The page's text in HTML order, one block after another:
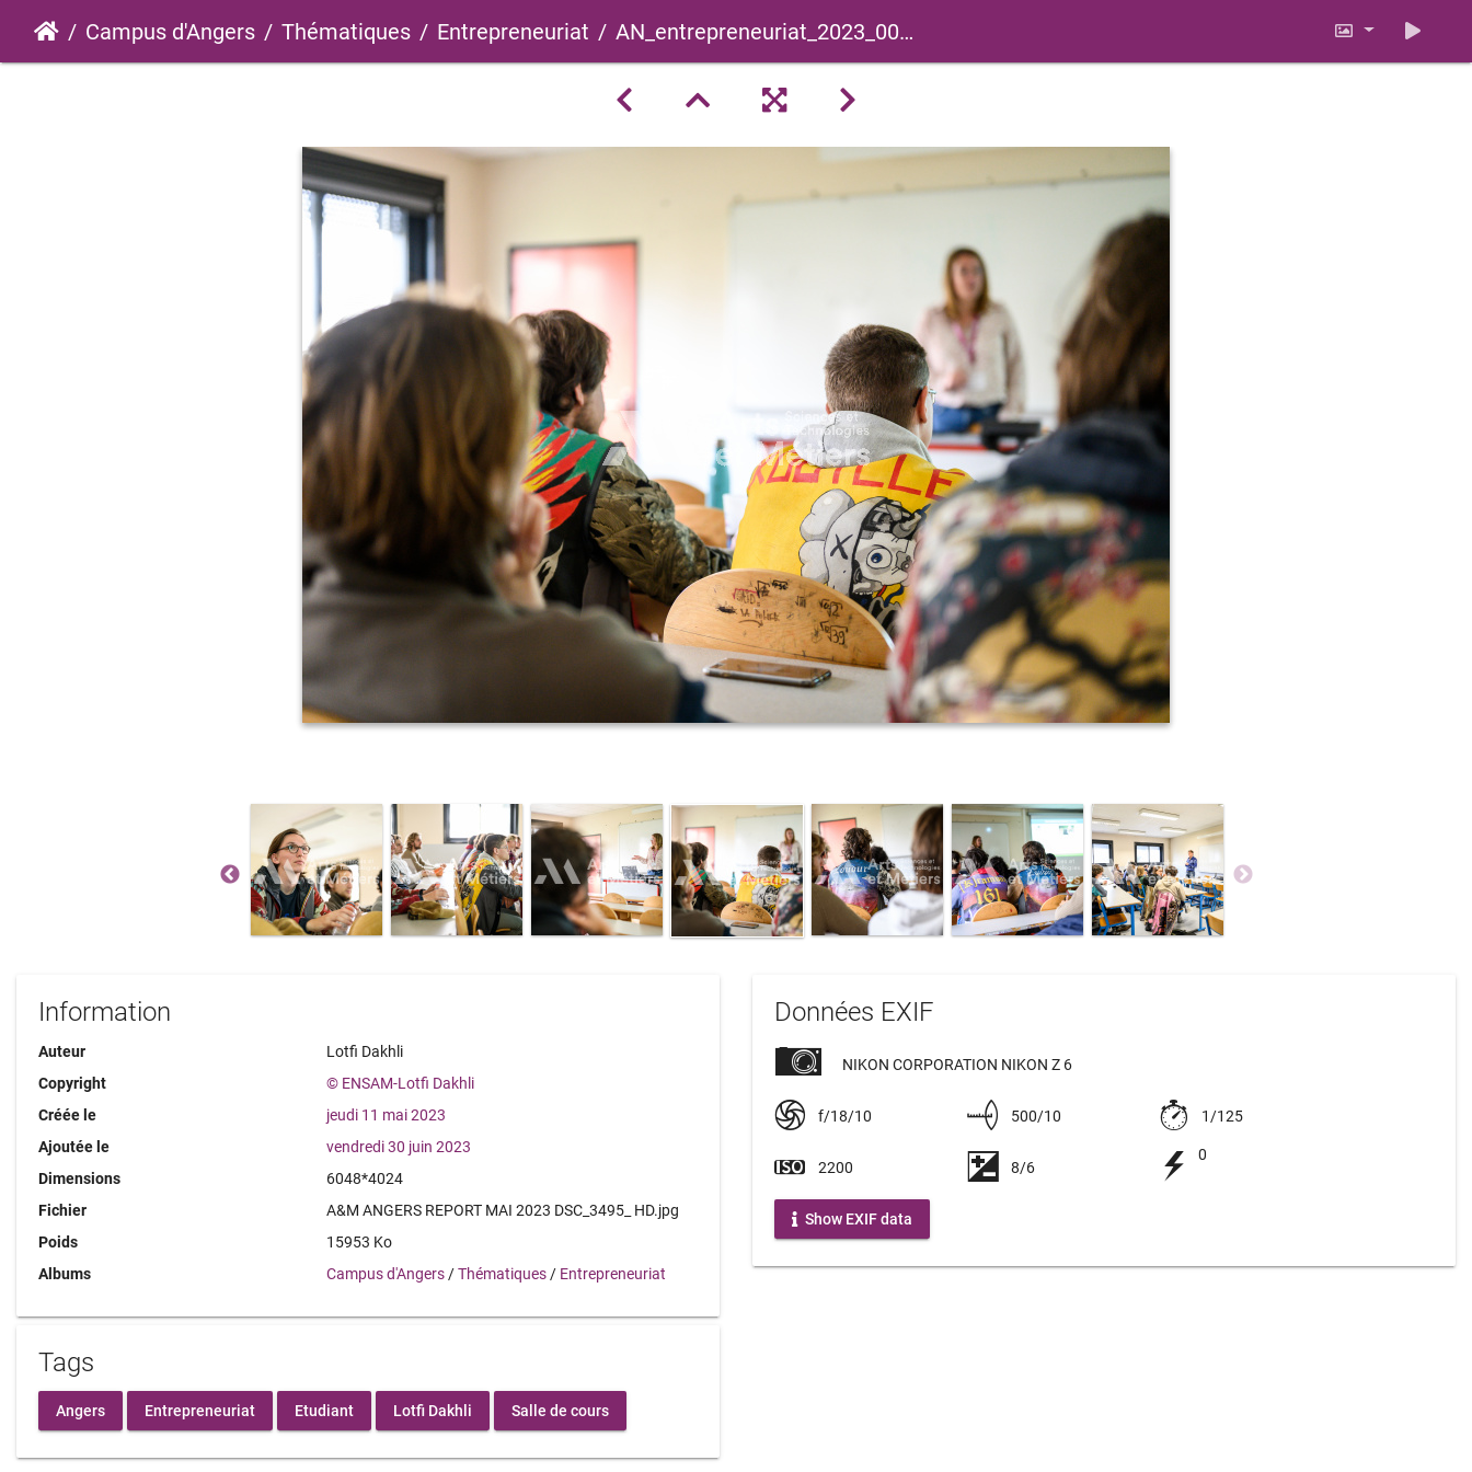
Campus d'Angers Thématiques Entrepreneuriat AN_entrepreneuriat_2023_0012
Information
Auteur
Lotfi Dakhli
Copyright
© ENSAM-Lotfi Dakhli
Créée le
jeudi 11 mai 2023
Ajoutée le
vendredi 30 juin 2023
Dimensions
6048*4024
Fichier
A&M ANGERS REPORT MAI 2023 DSC_3495_ HD.jpg
Poids
15953 Ko
Albums
Campus d'Angers /Thématiques / Entrepreneuriat
Tags
Angers Entrepreneuriat Etudiant Lotfi Dakhli Salle de cours
Données EXIF
NIKON CORPORATION NIKON Z 6
f/18/10 500/10 1/125
2200 8/6
0
Show EXIF data